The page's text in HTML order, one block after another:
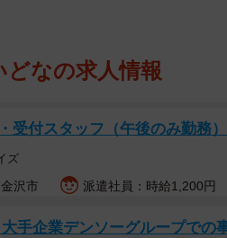
どなの求人情報
受付スタッフ（午後のみ勤務）
ズ
沢市 派遣社員：時給1,200円
手企業デンソーグループでの